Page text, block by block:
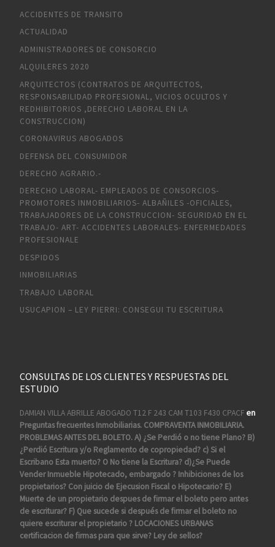
ACCIDENTES DE TRANSITO
ACTUALIDAD
ADMINISTRADORES DE CONSORCIO
ALQUILERES 2020
ARQUITECTOS (CONTRATOS DE ARQUITECTOS,
RESPONSABILIDAD PROFESIONAL, VICIOS OCULTOS Y
REDHIBITORIOS ,DERECHO LABORAL EN LA
CONSTRUCCION)
CORONAVIRUS ABOGADOS
DEFENSA DEL CONSUMIDOR
DERECHO AGRARIO.-
DERECHO LABORAL- EMPLEADOS DE CONSORCIOS-
PROMOTORES INMOBILIARIOS- ALBAÑILES -OFICIALES,
TRABAJADORES DE LA CONSTRUCCION- SEGURIDAD EN EL
TRABAJO- ART- ACCIDENTES LABORALES- ENFERMEDADES
PROFESIONALE
DESPIDOS
INMOBILIARIAS
TRABAJO LABORAL
USUCAPION – LEY PIERRI: CONSEGUI TU ESCRITURA
CONSULTAS DE LOS CLIENTES Y RESPUESTAS DEL
ESTUDIO
DAMIAN VILLA ABRILLE ABOGADO T12 F 243 CAM T103 F430 CPACFen
Preguntas frecuentes Inmobiliarias. COMPRAVENTA INMOBILIARIA.
PROBLEMAS ANTES DEL BOLETO. A) ¿Se Perdió o no tiene Plano? B)
¿Perdió Escritura y/o Reglamento de copropiedad? c) Si el
Escribano Esta muerto? O No tiene la Escritura? d)¿Se Puede
Vender Inmueble Hipotecado, embargado ? Inhibiciones de los
propietarios? Con juicio de Ejecusion Fiscal o Hipotecario? E)
Muerte de un propietario despues de firmar el boleto pero antes
de escriturar? F) Que sucede si después de firmar el boleto no
quiere escriturar el propietario ? LOCACIONES URBANAS
certificacion de firmas para que sirve? Ley de sellos?